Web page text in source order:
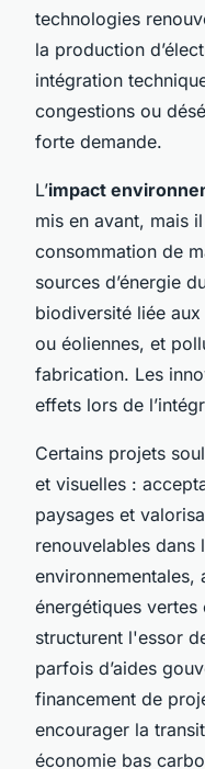
technologies
la production
intégration
congestions ou
forte demande.
L’impact
mis en avant, mais
consommation de
sources d’énergie
biodiversité liée
ou éoliennes, et
fabrication. Les
effets lors de
Certains projets
et visuelles :
paysages et
renouvelables dans
environnementales,
énergétiques vertes
structurent l'essor
parfois d’aides
financement de
encourager la
économie bas